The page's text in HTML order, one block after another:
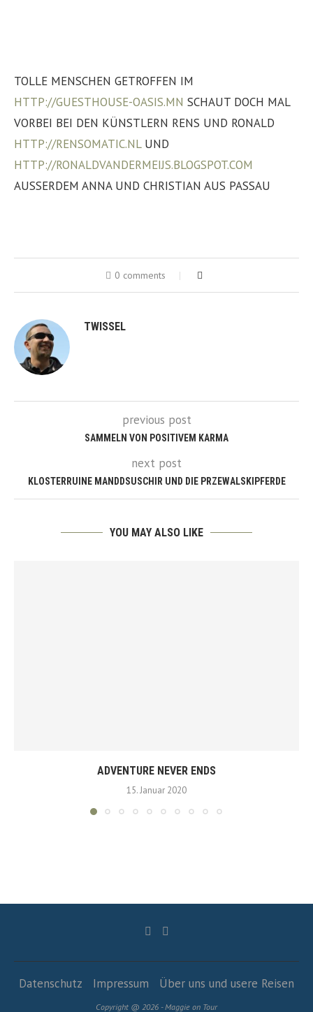
TOLLE MENSCHEN GETROFFEN IM
HTTP://GUESTHOUSE-OASIS.MN SCHAUT DOCH MAL
VORBEI BEI DEN KÜNSTLERN RENS UND RONALD
HTTP://RENSOMATIC.NLUND
HTTP://RONALDVANDERMEIJS.BLOGSPOT.COM
AUSSERDEM ANNA UND CHRISTIAN AUS PASSAU
0 comments
TWISSEL
previous post
SAMMELN VON POSITIVEM KARMA
next post
KLOSTERRUINE MANDDSUSCHIR UND DIE PRZEWALSKIPFERDE
YOU MAY ALSO LIKE
ADVENTURE NEVER ENDS
15. Januar 2020
Datenschutz Impressum Über uns und usere Reisen
Copyright @ 2026 - Maggie on Tour